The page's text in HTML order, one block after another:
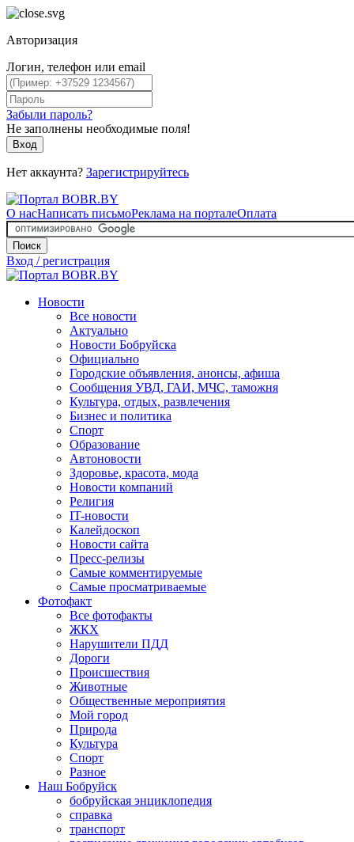
Авторизация
Логин, телефон или email
Забыли пароль?
Не заполнены необходимые поля!
Вход
Нет аккаунта? Зарегистрируйтесь
О насНаписать письмоРеклама на порталеОплата
Поиск
Вход / регистрация
Новости
Все новости
Актуально
Новости Бобруйска
Официально
Городские объявления, анонсы, афиша
Сообщения УВД, ГАИ, МЧС, таможня
Культура, отдых, развлечения
Бизнес и политика
Спорт
Образование
Автоновости
Здоровье, красота, мода
Новости компаний
Религия
IT-новости
Калейдоскоп
Новости сайта
Пресс-релизы
Самые комментируемые
Самые просматриваемые
Фотофакт
Все фотофакты
ЖКХ
Нарушители ПДД
Дороги
Происшествия
Животные
Общественные мероприятия
Мой город
Природа
Культура
Спорт
Разное
Наш Бобруйск
бобруйская энциклопедия
справка
транспорт